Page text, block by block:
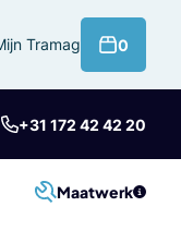
Tramag 0
+31 172 42 42 20
Maatwerk